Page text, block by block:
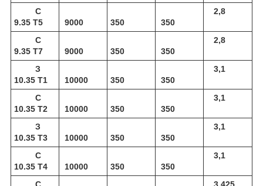
С
9.35 Т5
9000 350 350
2,8
С
9.35 Т7
9000 350 350
2,8
З
10.35 Т1
10000 350 350
3,1
С
10.35 Т2
10000 350 350
3,1
З
10.35 Т3
10000 350 350
3,1
С
10.35 Т4
10000 350 350
3,1
С 3,425